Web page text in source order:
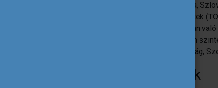
Románia, Spanyolország, Szlovákia,
*A tengerentúli országok és területek
jogosultak az Erasmus+ programban
Nem EU tagállamként a programban
Liechtenstein, Norvégia, Törökország,
5. Pályázati feltételek